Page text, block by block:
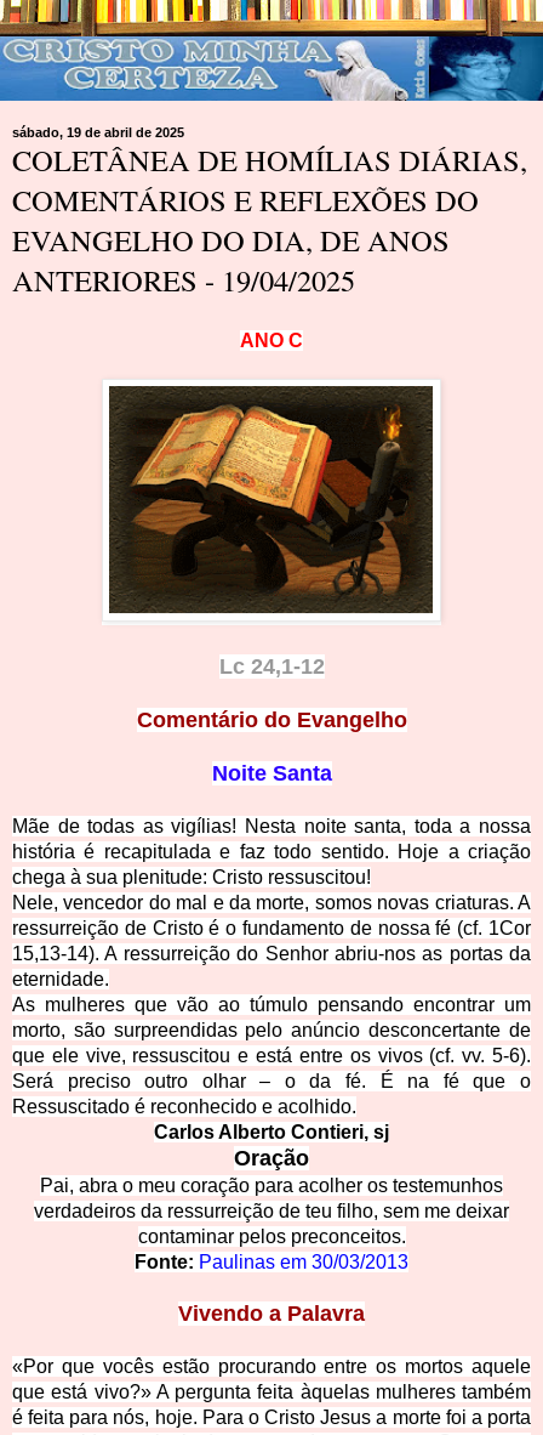
sábado, 19 de abril de 2025
COLETÂNEA DE HOMÍLIAS DIÁRIAS,
COMENTÁRIOS E REFLEXÕES DO
EVANGELHO DO DIA, DE ANOS
ANTERIORES - 19/04/2025
A NO C
Lc 24,1-12
Comentário do Evangelho
Noite Santa
Mãe de todas as vigílias! Nesta noite santa, toda a nossa
história é recapitulada e faz todo sentido. Hoje a criação
chega à sua plenitude: Cristo ressuscitou!
Nele, vencedor do mal e da morte, somos novas criaturas. A
ressurreição de Cristo é o fundamento de nossa fé (cf. 1Cor
15,13-14). A ressurreição do Senhor abriu-nos as portas da
eternidade.
As mulheres que vão ao túmulo pensando encontrar um
morto, são surpreendidas pelo anúncio desconcertante de
que ele vive, ressuscitou e está entre os vivos (cf. vv. 5-6).
Será preciso outro olhar – o da fé. É na fé que o
Ressuscitado é reconhecido e acolhido.
Carlos Alberto Contieri, sj
Oração
Pai, abra o meu coração para acolher os testemunhos
verdadeiros da ressurreição de teu filho, sem me deixar
contaminar pelos preconceitos.
Fonte: Paulinas em 30/03/2013
Vivendo a Palavra
«Por que vocês estão procurando entre os mortos aquele
que está vivo?» A pergunta feita àquelas mulheres também
é feita para nós, hoje. Para o Cristo Jesus a morte foi a porta